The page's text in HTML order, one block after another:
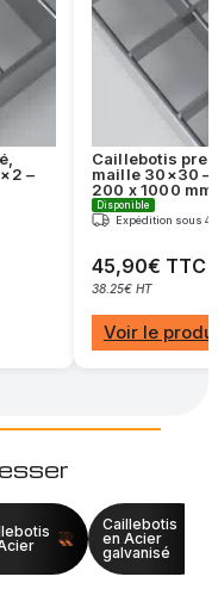
–
Caillebotis
maille 30×30 –
200 x 1000 mm
Disponible
Expédition sous
45,90€ TTC
38.25€ HT
Voir le
Caillebotis
en Acier
galvanisé